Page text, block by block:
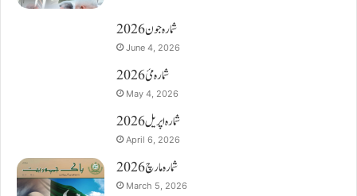
شمارہ جون 2026
June 4, 2026
شمارہ مئ 2026
May 4, 2026
شمارہ اپریل 2026
April 6, 2026
شمارہ مارچ 2026
March 5, 2026